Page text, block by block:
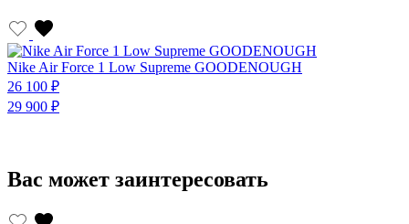
Nike Air Force 1 Low Supreme GOODENOUGH
26 100 ₽
29 900 ₽
Вас может заинтересовать